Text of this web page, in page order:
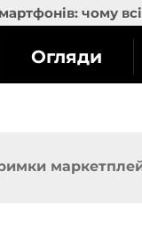
чому
Огляди